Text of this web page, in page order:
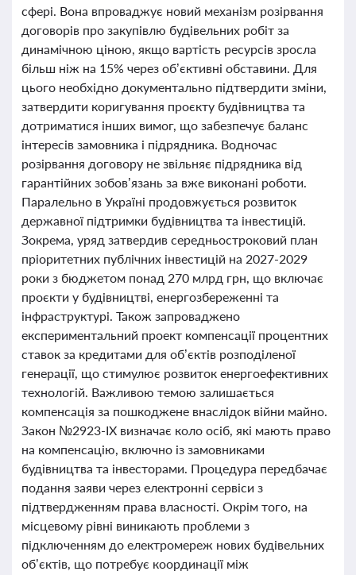
сфері. Вона впроваджує новий механізм розірвання
договорів про закупівлю будівельних робіт за
динамічною ціною, якщо вартість ресурсів зросла
більш ніж на 15% через об’єктивні обставини. Для
цього необхідно документально підтвердити зміни,
затвердити коригування проєкту будівництва та
дотриматися інших вимог, що забезпечує баланс
інтересів замовника і підрядника. Водночас
розірвання договору не звільняє підрядника від
гарантійних зобов’язань за вже виконані роботи.
Паралельно в Україні продовжується розвиток
державної підтримки будівництва та інвестицій.
Зокрема, уряд затвердив середньостроковий план
пріоритетних публічних інвестицій на 2027-2029
роки з бюджетом понад 270 млрд грн, що включає
проєкти у будівництві, енергозбереженні та
інфраструктурі. Також запроваджено
експериментальний проект компенсації процентних
ставок за кредитами для об’єктів розподіленої
генерації, що стимулює розвиток енергоефективних
технологій. Важливою темою залишається
компенсація за пошкоджене внаслідок війни майно.
Закон №2923-IX визначає коло осіб, які мають право
на компенсацію, включно із замовниками
будівництва та інвесторами. Процедура передбачає
подання заяви через електронні сервіси з
підтвердженням права власності. Окрім того, на
місцевому рівні виникають проблеми з
підключенням до електромереж нових будівельних
об’єктів, що потребує координації між